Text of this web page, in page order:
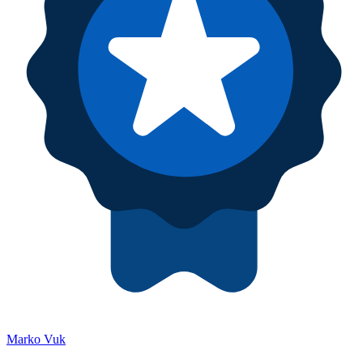
Marko Vuk